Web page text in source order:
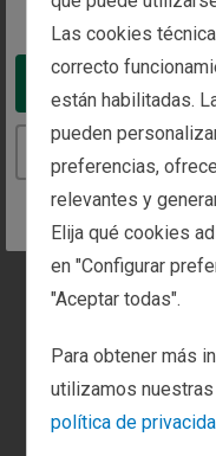
You appear to
Take me to
Teléfono:
+44 0800 144
Solicite una
oficina.
Llámenos o
contactopara
Las cookies
correcto
están habilitadas.
pueden
preferencias,
relevantes y
Elija qué cookies
en "Configurar
"Aceptar todas".
Para obtener más
utilizamos
política de